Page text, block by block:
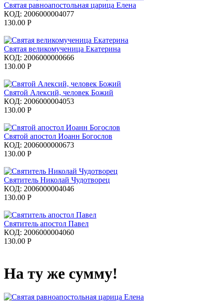
Святая равноапостольная царица Елена
КОД: 2006000004077
130.00 Р
Святая великомученица Екатерина
КОД: 2006000000666
130.00 Р
Святой Алексий, человек Божий
КОД: 2006000004053
130.00 Р
Святой апостол Иоанн Богослов
КОД: 2006000000673
130.00 Р
Святитель Николай Чудотворец
КОД: 2006000004046
130.00 Р
Святитель апостол Павел
КОД: 2006000004060
130.00 Р
На ту же сумму!